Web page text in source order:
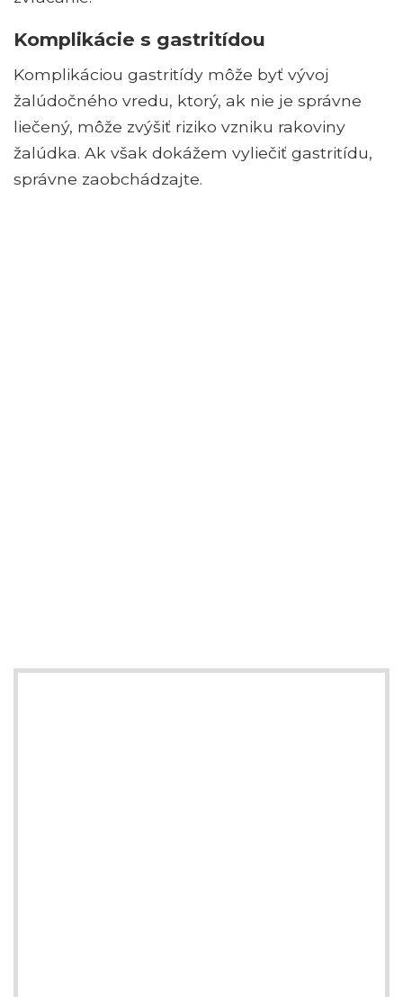
Komplikácie s gastritídou
Komplikáciou gastritídy môže byť vývoj
žalúdočného vredu, ktorý, ak nie je správne
liečený, môže zvýšiť riziko vzniku rakoviny
žalúdka. Ak však dokážem vyliečiť gastritídu,
správne zaobchádzajte.